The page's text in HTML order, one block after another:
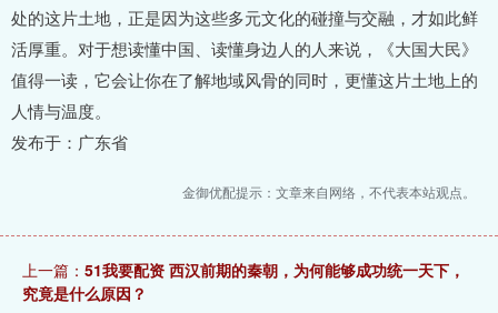
处的这片土地，正是因为这些多元文化的碰撞与交融，才如此鲜
活厚重。对于想读懂中国、读懂身边人的人来说，《大国大民》
值得一读，它会让你在了解地域风骨的同时，更懂这片土地上的
人情与温度。
发布于：广东省
金御优配提示：文章来自网络，不代表本站观点。
上一篇： 51我要配资 西汉前期的秦朝，为何能够成功统一天下，
究竟是什么原因？